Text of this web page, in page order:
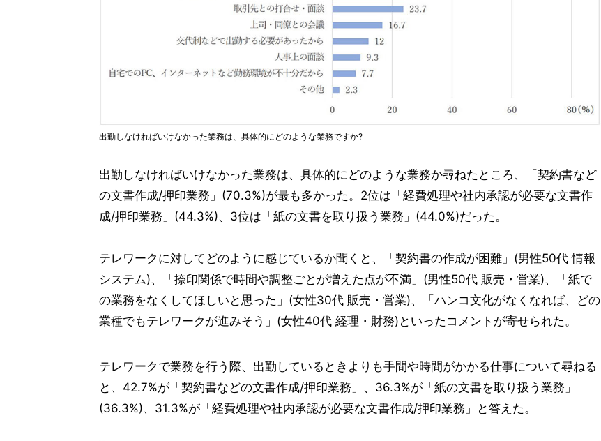
出勤しなければいけなかった業務は、具体的にどのような業務ですか?
出勤しなければいけなかった業務は、具体的にどのような業務か尋ねたところ、「契約書など
の文書作成/押印業務」(70.3%)が最も多かった。2位は「経費処理や社内承認が必要な文書作
成/押印業務」(44.3%)、3位は「紙の文書を取り扱う業務」(44.0%)だった。
テレワークに対してどのように感じているか聞くと、「契約書の作成が困難」(男性50代 情報
システム)、「捺印関係で時間や調整ごとが増えた点が不満」(男性50代 販売・営業)、「紙で
の業務をなくしてほしいと思った」(女性30代 販売・営業)、「ハンコ文化がなくなれば、どの
業種でもテレワークが進みそう」(女性40代 経理・財務)といったコメントが寄せられた。
テレワークで業務を行う際、出勤しているときよりも手間や時間がかかる仕事について尋ねる
と、42.7%が「契約書などの文書作成/押印業務」、36.3%が「紙の文書を取り扱う業務」
(36.3%)、31.3%が「経費処理や社内承認が必要な文書作成/押印業務」と答えた。